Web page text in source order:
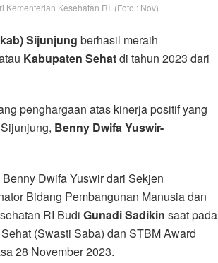
Kesehatan RI. (Foto : Nov)
Sijunjung berhasil meraih
Kabupaten Sehatdi tahun 2023 dari
penghargaan atas kinerja positif yang
Benny Dwifa Yuswir-
Dwifa Yuswir dari Sekjen
Bidang Pembangunan Manusia dan
RI Budi Gunadi Sadikin saat pada
(Swasti Saba) dan STBM Award
28 November 2023.